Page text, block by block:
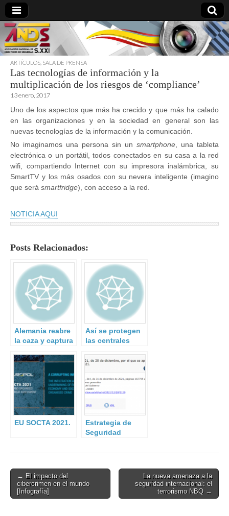
directoresdeseguridad.es
ARTÍCULOS SALA DE PRENSA
Las tecnologías de información y la
multiplicación de los riesgos de ‘compliance’
13 enero, 2017
Uno de los aspectos que más ha crecido y que más ha calado
en las organizaciones y en la sociedad en general son las
nuevas tecnologías de la información y la comunicación.
No imaginamos una persona sin un smartphone , una tableta
electrónica o un portátil, todos conectados en su casa a la red
wifi, compartiendo Internet con su impresora inalámbrica, su
SmartTV y los más osados con su nevera inteligente (imagino
que será smartfridge), con acceso a la red.
NOTICIA AQUI
Posts Relacionados:
Alemania reabre
la caza y captura
Meinhof’.
Así se protegen
las centrales
españolas de
terroristas.
EU SOCTA 2021.
Estrategia de
Seguridad
Post
navigation
← El impacto del
cibercrimen en el mundo
[Infografía]
La nueva amenaza a la
seguridad internacional: el
terrorismo NBQ →